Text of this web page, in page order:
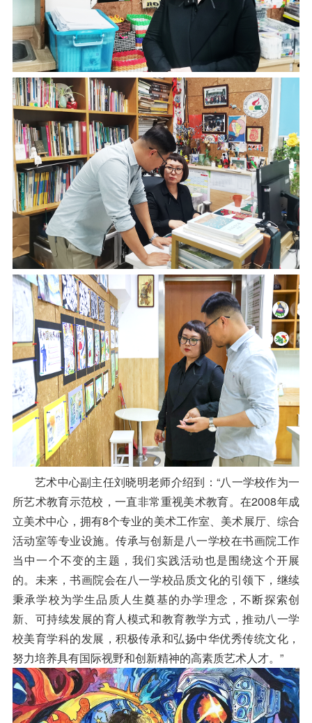
艺术中心副主任刘晓明老师介绍到：“八一学校作为一
所艺术教育示范校，一直非常重视美术教育。在2008年成
立美术中心，拥有8个专业的美术工作室、美术展厅、综合
活动室等专业设施。传承与创新是八一学校在书画院工作
当中一个不变的主题，我们实践活动也是围绕这个开展
的。 未来，书画院会在八一学校品质文化的引领下，继续
秉承学校为学生品质人生奠基的办学理念，不断探索创
新、可持续发展的育人模式和教育教学方式，推动八一学
校美育学科的发展，积极传承和弘扬中华优秀传统文化，
努力培养具有国际视野和创新精神的高素质艺术人才。”